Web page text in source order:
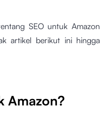
SEO untuk Amazon
artikel berikut ini hingga
Amazon?